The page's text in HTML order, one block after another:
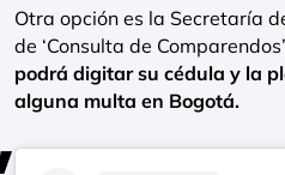
Otra opción es la Secretaría
de ‘Consulta de
podrá digitar su cédula y la
alguna multa en Bogotá.